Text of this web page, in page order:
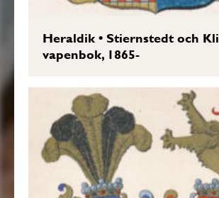
Heraldik•Stiernstedt och
vapenbok, 1865-